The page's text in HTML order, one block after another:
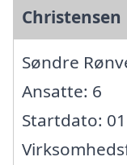
Christensen
Søndre
Ansatte: 6
Startdato: